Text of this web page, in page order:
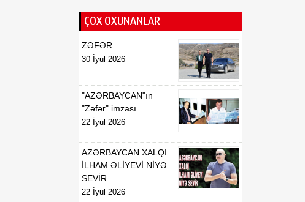
münasibətləri: Strateji
tərəfdaşlığın yeni vizyonu
ÇOX OXUNANLAR
ZƏFƏR
30 İyul 2026
"AZƏRBAYCAN"ın
"Zəfər" imzası
22 İyul 2026
AZƏRBAYCAN XALQI
İLHAM ƏLİYEVİ NİYƏ
SEVİR
22 İyul 2026